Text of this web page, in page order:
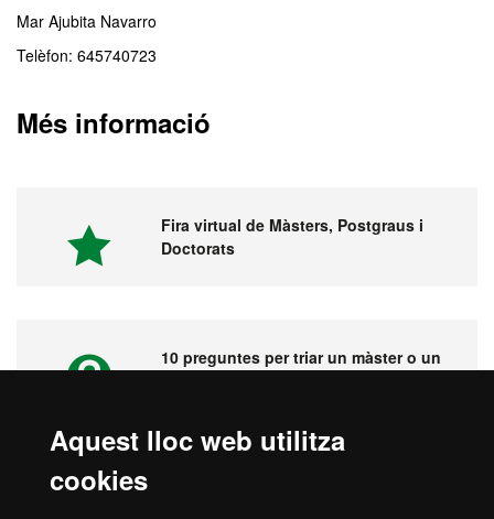
Aquest lloc web utilitza
cookies
Mar Ajubita Navarro
Telèfon: 645740723
Més informació
Fira virtual de Màsters, Postgraus i
Doctorats
10 preguntes per triar un màster o un